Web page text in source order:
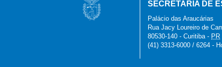
Principal
SECRETARIA DE
Palácio das Araucárias
Rua Jacy Loureiro de
80530-140 - Curitiba- PR
(41) 3313-6000 / 6264 -